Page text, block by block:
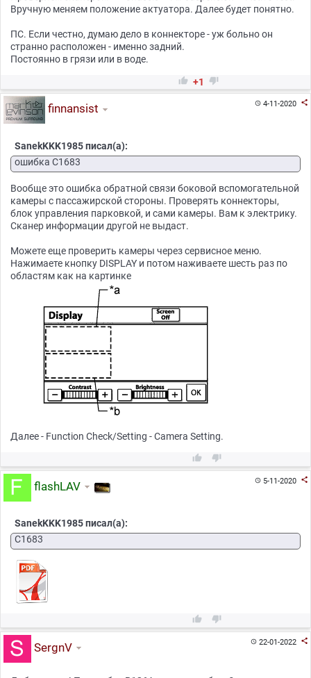
Вручную меняем положение актуатора. Далее будет понятно.
ПС. Если честно, думаю дело в коннекторе - уж больно он
странно расположен - именно задний.
Постоянно в грязи или в воде.
 +1 
4-11-2020 
finnansist
SanekKKK1985 писал(а):
ошибка C1683
Вообще это ошибка обратной связи боковой вспомогательной
камеры с пассажирской стороны. Проверять коннекторы,
блок управления парковкой, и сами камеры. Вам к электрику.
Сканер информации другой не выдаст.
Можете еще проверить камеры через сервисное меню.
Нажимаете кнопку DISPLAY и потом наживаете шесть раз по
областям как на картинке
Далее - Function Check/Setting - Camera Setting.
 
5-11-2020 
flashLAV
SanekKKK1985 писал(а):
C1683
 
22-01-2022 
SergnV